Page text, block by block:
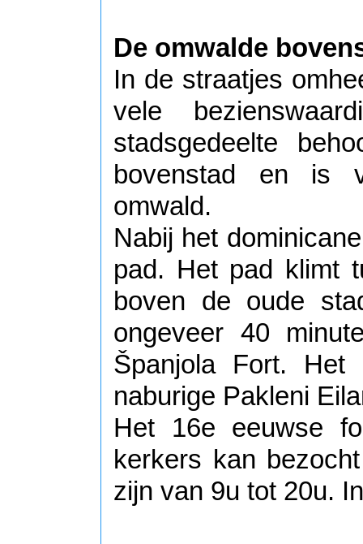
De omwalde
In de straatjes
vele
stadsgedeelte
bovenstad en is
omwald.
Nabij het
pad. Het pad klimt
boven de oude
ongeveer 40
Španjola Fort.
naburige Pakleni
Het 16e eeuwse
kerkers kan
zijn van 9u tot 20u.